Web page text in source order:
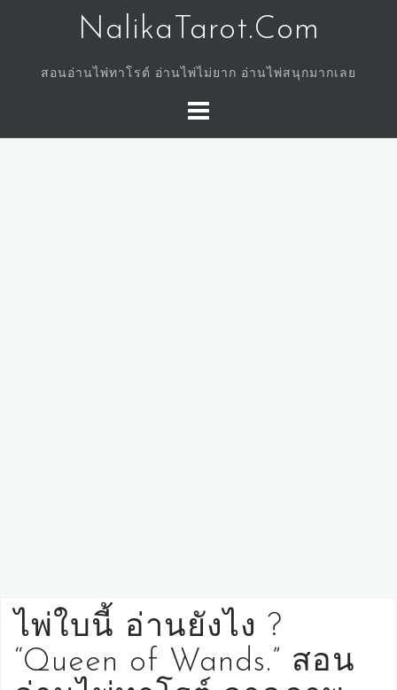
NalikaTarot.Com
สอนอ่านไพ่ทาโรต์ อ่านไพ่ไม่ยาก อ่านไพ่สนุกมากเลย
ไพ่ใบนี้ อ่านยังไง ?
“Queen of Wands.” สอน